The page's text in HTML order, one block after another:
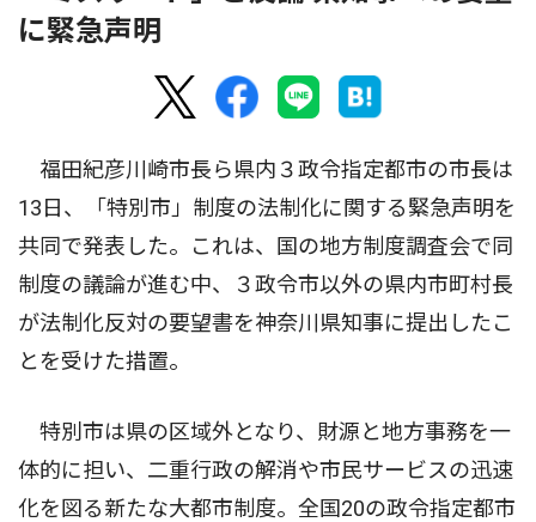
に緊急声明
福田紀彦川崎市長ら県内３政令指定都市の市長は
13日、「特別市」制度の法制化に関する緊急声明を
共同で発表した。これは、国の地方制度調査会で同
制度の議論が進む中、３政令市以外の県内市町村長
が法制化反対の要望書を神奈川県知事に提出したこ
とを受けた措置。
特別市は県の区域外となり、財源と地方事務を一
体的に担い、二重行政の解消や市民サービスの迅速
化を図る新たな大都市制度。全国20の政令指定都市